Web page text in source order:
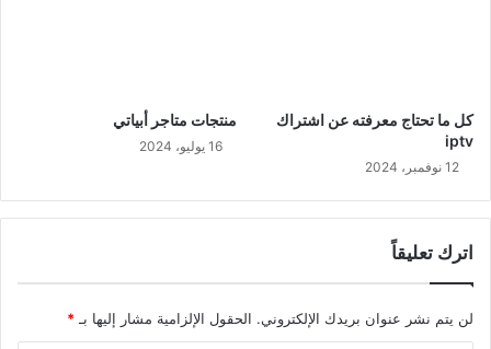
كل ما تحتاج معرفته عن اشتراك
iptv
12 نوفمبر، 2024
منتجات متاجر أبياتي
16 يوليو، 2024
اترك تعليقاً
لن يتم نشر عنوان بريدك الإلكتروني. الحقول الإلزامية مشار إليها بـ *